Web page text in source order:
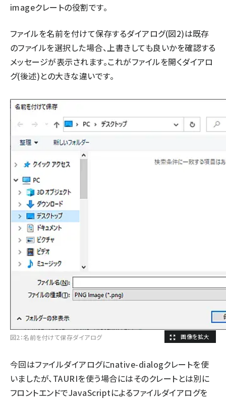
imageクレートの役割です。
ファイルを名前を付けて保存するダイアログ(図2)は既存
のファイルを選択した場合、上書きしても良いかを確認する
メッセージが表示されます。これがファイルを開くダイアロ
グ(後述)との大きな違いです。
図2：名前を付けて保存ダイアログ
今回はファイルダイアログにnative-dialogクレートを使
いましたが、TAURIを使う場合にはそのクレートとは別に
フロントエンドでJavaScriptによるファイルダイアログを